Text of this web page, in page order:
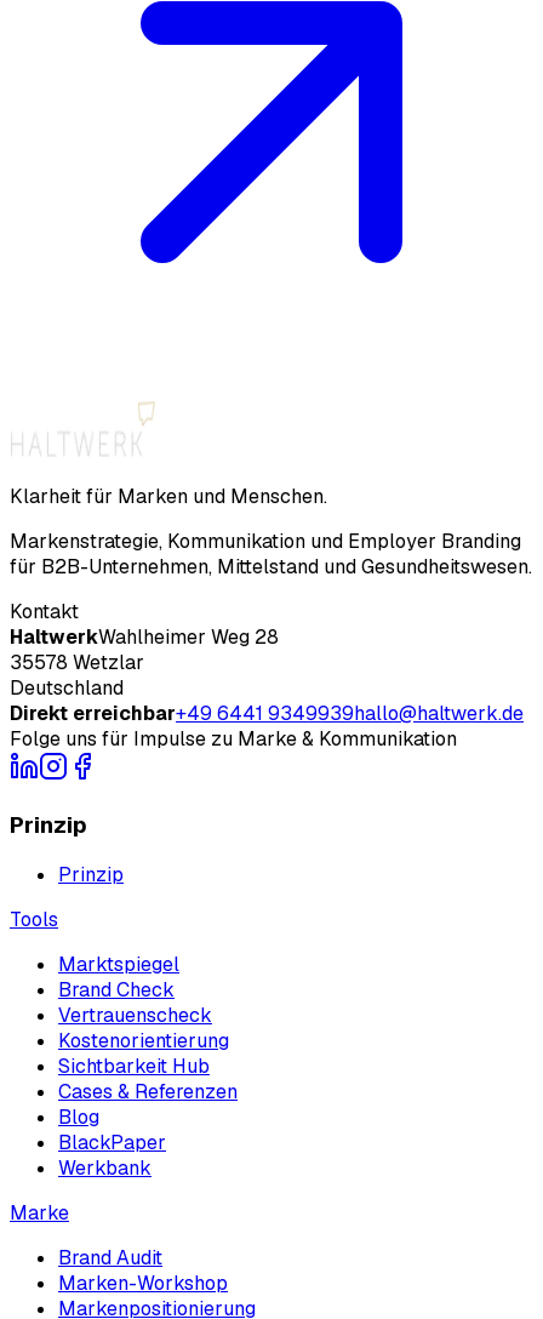
Klarheit für Marken und Menschen.
Markenstrategie, Kommunikation und Employer Branding
für B2B-Unternehmen, Mittelstand und Gesundheitswesen.
Kontakt
HaltwerkWahlheimer Weg 28
35578 Wetzlar
Deutschland
Direkt erreichbar+49 6441 9349939hallo@haltwerk.de
Folge uns für Impulse zu Marke & Kommunikation
Prinzip
Prinzip
Tools
Marktspiegel
Brand Check
Vertrauenscheck
Kostenorientierung
Sichtbarkeit Hub
Cases & Referenzen
Blog
BlackPaper
Werkbank
Marke
Brand Audit
Marken-Workshop
Markenpositionierung